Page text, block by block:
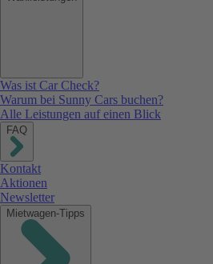
Was ist Car Check?
Warum bei Sunny Cars buchen?
Alle Leistungen auf einen Blick
FAQ
Kontakt
Aktionen
Newsletter
Mietwagen-Tipps